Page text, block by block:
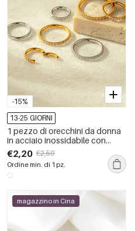
-15%
13-25 GIORNI
1 pezzo di orecchini da donna
in acciaio inossidabile con
zirconi color oro impermeabili
€2,20 €2,59
Ordine min. di 1 pz.
magazzino in Cina